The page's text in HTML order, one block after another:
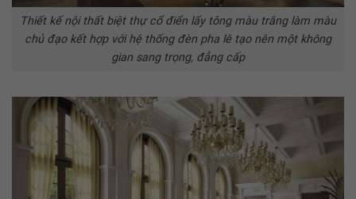
Thiết kế nội thất biệt thự cổ điển lấy tông màu trắng làm màu
chủ đạo kết hợp với hệ thống đèn pha lê tạo nên một không
gian sang trọng, đẳng cấp